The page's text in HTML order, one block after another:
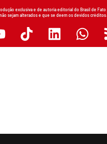
exclusiva e de autoria editorial do Brasil de
sejam alterados e que se deem os devidos créditos.